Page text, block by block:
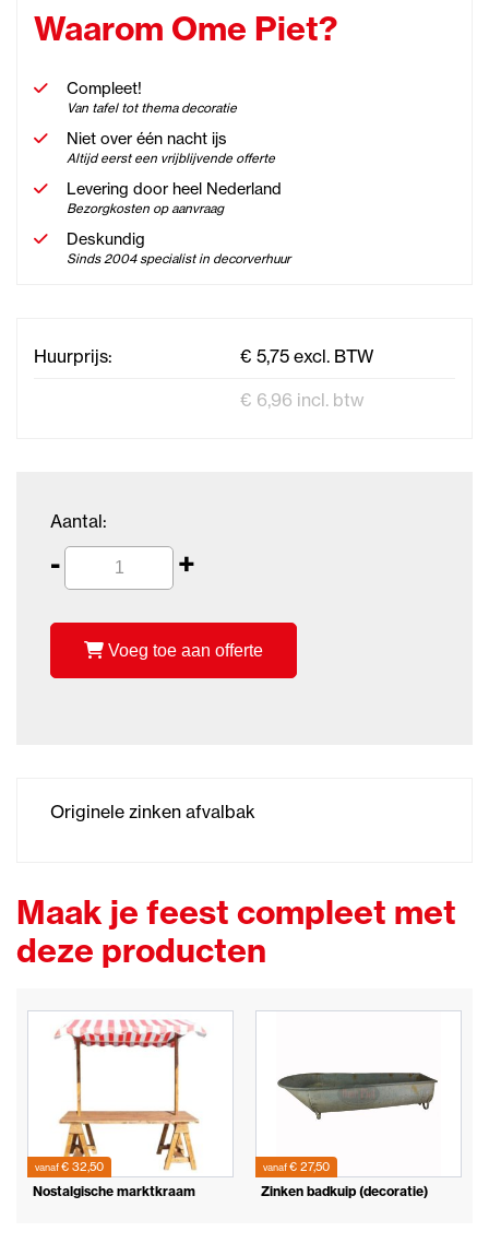
Waarom Ome Piet?
Compleet!
Van tafel tot thema decoratie
Niet over één nacht ijs
Altijd eerst een vrijblijvende offerte
Levering door heel Nederland
Bezorgkosten op aanvraag
Deskundig
Sinds 2004 specialist in decorverhuur
Huurprijs:
€ 5,75 excl. BTW
€ 6,96 incl. btw
Aantal:
- +
Voeg toe aan offerte
Originele zinken afvalbak
Maak je feest compleet met
deze producten
vanaf€ 32,50
Nostalgische marktkraam
vanaf€ 27,50
Zinken badkuip (decoratie)